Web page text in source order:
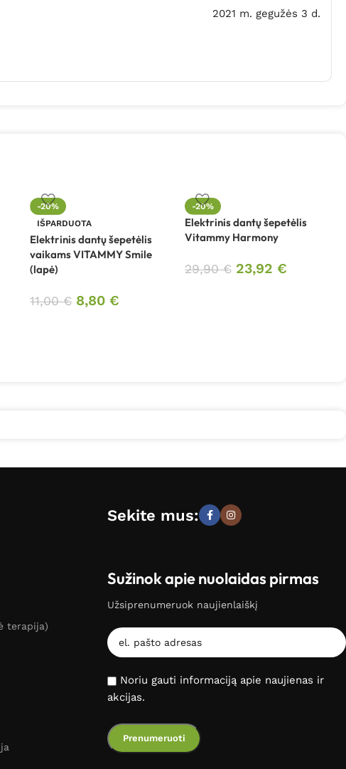
2021 m. gegužės 3 d.
-20%
IŠPARDUOTA
Elektrinis dantų šepetėlis
vaikams VITAMMY Smile
(lapė)
11,00€ 8,80€
-20%
Elektrinis dantų šepetėlis
Vitammy Harmony
29,90€ 23,92 €
terapija)
Sekite mus:
Sužinok apie nuolaidas pirmas
Užsiprenumeruok naujienlaiškį
Noriu gauti informaciją apie naujienas ir
akcijas.